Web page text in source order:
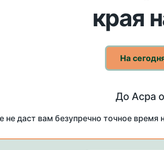
края
На
До Асра
не даст вам безупречно точное время